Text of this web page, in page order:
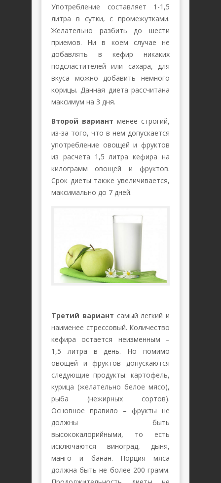
Употребление составляет 1-1,5
литра в сутки, с промежутками.
Желательно разбить до шести
приемов. Ни в коем случае не
добавлять в кефир никаких
подсластителей или сахара, для
вкуса можно добавить немного
корицы. Данная диета рассчитана
максимум на 3 дня.
Второй вариант менее строгий,
из-за того, что в нем допускается
употребление овощей и фруктов
из расчета 1,5 литра кефира на
килограмм овощей и фруктов.
Срок диеты также увеличивается,
максимально до 7 дней.
Третий вариант самый легкий и
наименее стрессовый. Количество
кефира остается неизменным –
1,5 литра в день. Но помимо
овощей и фруктов допускаются
следующие продукты: картофель,
курица (желательно белое мясо),
рыба (нежирных сортов).
Основное правило – фрукты не
должны быть
высококалорийными, то есть
исключаются виноград, дыня,
манго и банан. Порция мяса
должна быть не более 200 грамм.